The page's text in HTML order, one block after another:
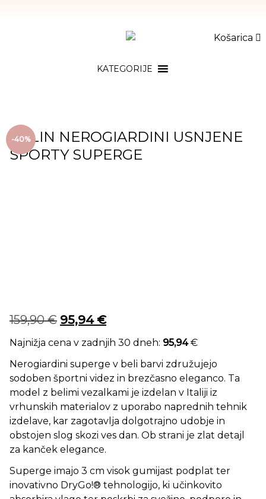
Košarica
KATEGORIJE
BALIN NEROGIARDINI USNJENE
SPORTY SUPERGE
-40%
159,90€ Izvirna cena je bila: 159,90 €.
95,94 €Trenutna cena je: 95,94 €.
Najnižja cena v zadnjih 30 dneh: 95,94 €
Nerogiardini superge v beli barvi združujejo
sodoben športni videz in brezčasno eleganco. Ta
model z belimi vezalkami je izdelan v Italiji iz
vrhunskih materialov z uporabo naprednih tehnik
izdelave, kar zagotavlja dolgotrajno udobje in
obstojen slog skozi ves dan. Ob strani je zlat detajl
za kanček elegance.
Superge imajo 3 cm visok gumijast podplat ter
inovativno DryGo!® tehnologijo, ki učinkovito